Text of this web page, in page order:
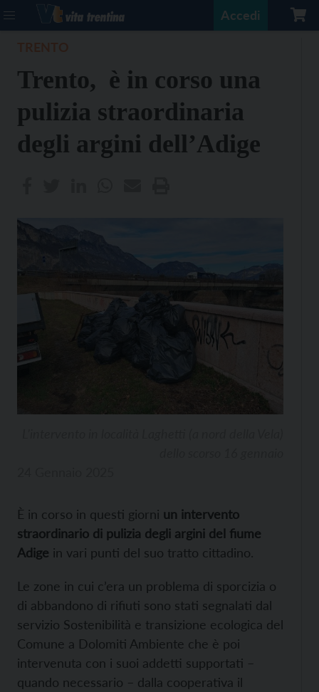
Accedi
Trento, è in corso una
pulizia straordinaria
degli argini dell’Adige
È in corso in questi giorni un intervento
straordinario di pulizia degli argini del fiume
Adige in vari punti del suo tratto cittadino.
Le zone in cui c’era un problema di sporcizia o
di abbandono di rifiuti sono stati segnalati dal
servizio Sostenibilità e transizione ecologica del
Comune a Dolomiti Ambiente che è poi
intervenuta con i suoi addetti supportati –
quando necessario – dalla cooperativa il